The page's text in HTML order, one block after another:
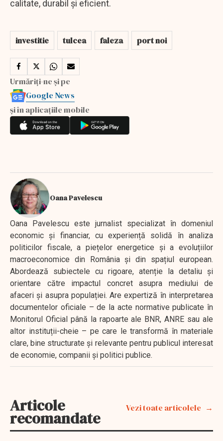
calitate, durabil și eficient.
investitie tulcea faleza port noi
Urmăriți-ne și pe
Google News
și în aplicațiile mobile
Oana Pavelescu
Oana Pavelescu este jurnalist specializat în domeniul
economic și financiar, cu experiență solidă în analiza
politicilor fiscale, a piețelor energetice și a evoluțiilor
macroeconomice din România și din spațiul european.
Abordează subiectele cu rigoare, atenție la detaliu și
orientare către impactul concret asupra mediului de
afaceri și asupra populației. Are expertiză în interpretarea
documentelor oficiale – de la acte normative publicate în
Monitorul Oficial până la rapoarte ale BNR, ANRE sau ale
altor instituții-cheie – pe care le transformă în materiale
clare, bine structurate și relevante pentru publicul interesat
de economie, companii și politici publice.
Articole
recomandate
Vezi toate articolele